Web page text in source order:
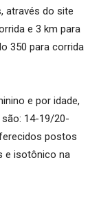
através do site
e 3 km para
350 para corrida
e por idade,
14-19/20-
postos
e isotônico na